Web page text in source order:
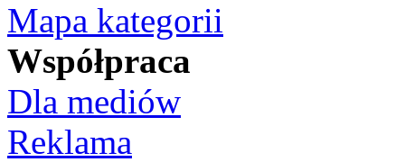
Mapa kategorii
Współpraca
Dla mediów
Reklama